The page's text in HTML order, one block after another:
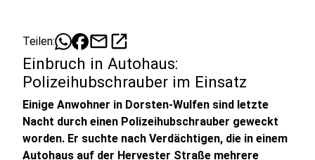
Teilen: mailopen_in_new
Einbruch in Autohaus:
Polizeihubschrauber im Einsatz
Einige Anwohner in Dorsten-Wulfen sind letzte
Nacht durch einen Polizeihubschrauber geweckt
worden. Er suchte nach Verdächtigen, die in einem
Autohaus auf der Hervester Straße mehrere